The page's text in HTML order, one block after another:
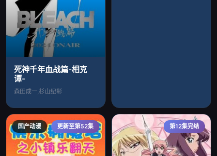
死神千年血战篇-相克
谭-
森田成一,杉山纪彰
国产动漫 更新至第52集 第12集完结